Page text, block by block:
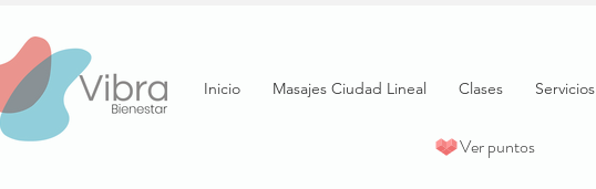
Inicio Masajes Ciudad Lineal Clases Servicios
Ver puntos